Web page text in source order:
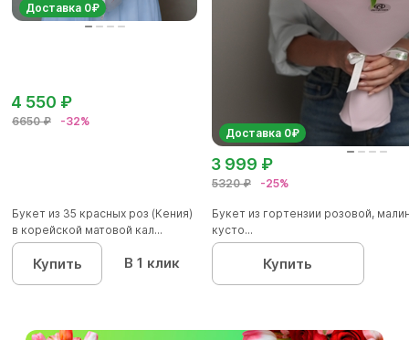
Доставка 0₽
6650 ₽ -32%
4 550 ₽
Букет из 35 красных роз (Кения)
в корейской матовой кал...
Купить В 1 клик
Доставка 0₽
5320 ₽ -25%
3 999 ₽
Букет из гортензии розовой,
кусто...
Купить